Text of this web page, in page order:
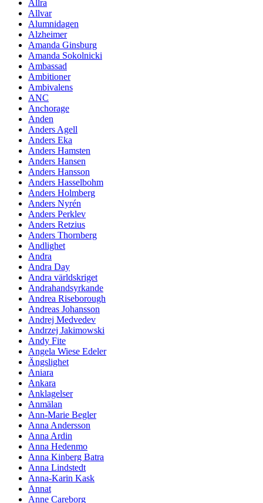
Allra
Allvar
Alumnidagen
Alzheimer
Amanda Ginsburg
Amanda Sokolnicki
Ambassad
Ambitioner
Ambivalens
ANC
Anchorage
Anden
Anders Agell
Anders Eka
Anders Hamsten
Anders Hansen
Anders Hansson
Anders Hasselbohm
Anders Holmberg
Anders Nyrén
Anders Perklev
Anders Retzius
Anders Thornberg
Andlighet
Andra
Andra Day
Andra världskriget
Andrahandsyrkande
Andrea Riseborough
Andreas Johansson
Andrej Medvedev
Andrzej Jakimowski
Andy Fite
Angela Wiese Edeler
Ängslighet
Aniara
Ankara
Anklagelser
Anmälan
Ann-Marie Begler
Anna Andersson
Anna Ardin
Anna Hedenmo
Anna Kinberg Batra
Anna Lindstedt
Anna-Karin Kask
Annat
Anne Careborg